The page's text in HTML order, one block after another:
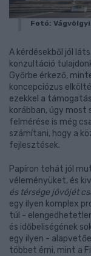
Fotó:
A kérdésekből jól
konzultáció
Győrbe érkező,
koncepciózus
ezekkel a
korábban, úgy
felmérése is még
számítani, hogy a
fejlesztések.
Papíron tehát jól
véleményüket, és
és térsége jövőjét
egy ilyen komplex
túl -
és időbeliségének
egy ilyen -
többet érni, mint a